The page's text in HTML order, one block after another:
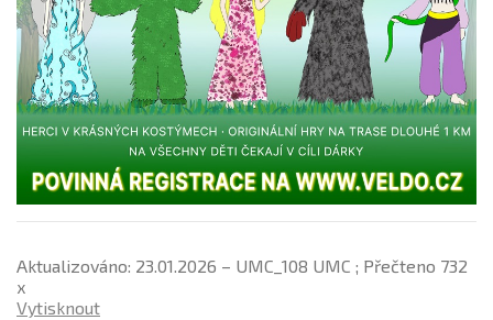
Aktualizováno: 23.01.2026 – UMC_108 UMC ; Přečteno 732
x
Vytisknout